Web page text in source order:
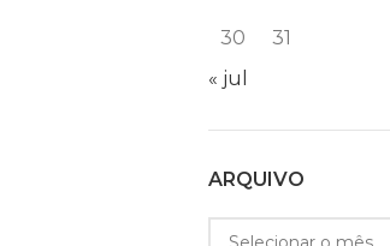
30
31
« jul
ARQUIVO